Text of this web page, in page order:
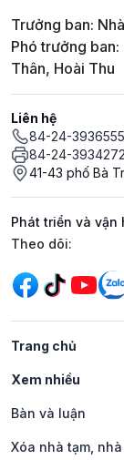
Trưởng ban:
Phó trưởng ban:
Thân, Hoài Thu
Liên hệ
84-24-
84-24-
41-43 phố Bà
Phát triển và vận
Mạng xã
Theo dõi:
Trang chủ
Xem nhiều
Bàn và luận
Xóa nhà tạm,